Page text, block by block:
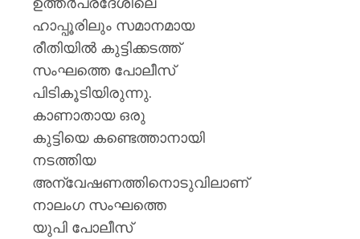
ഹാപ്പൂരിലും സമാനമായ
രീതിയിൽ കുട്ടിക്കടത്ത്
സംഘത്തെ പോലീസ്
പിടികൂടിയിരുന്നു.
കാണാതായ ഒരു
കുട്ടിയെ കണ്ടെത്താനായി
നടത്തിയ
അന്വേഷണത്തിനൊടുവിലാണ്
നാലംഗ സംഘത്തെ
യുപി പോലീസ്